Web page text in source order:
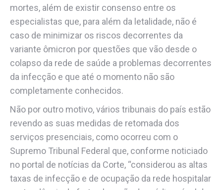
mortes, além de existir consenso entre os
especialistas que, para além da letalidade, não é
caso de minimizar os riscos decorrentes da
variante ômicron por questões que vão desde o
colapso da rede de saúde a problemas decorrentes
da infecção e que até o momento não são
completamente conhecidos.
Não por outro motivo, vários tribunais do país estão
revendo as suas medidas de retomada dos
serviços presenciais, como ocorreu com o
Supremo Tribunal Federal que, conforme noticiado
no portal de notícias da Corte, “considerou as altas
taxas de infecção e de ocupação da rede hospitalar